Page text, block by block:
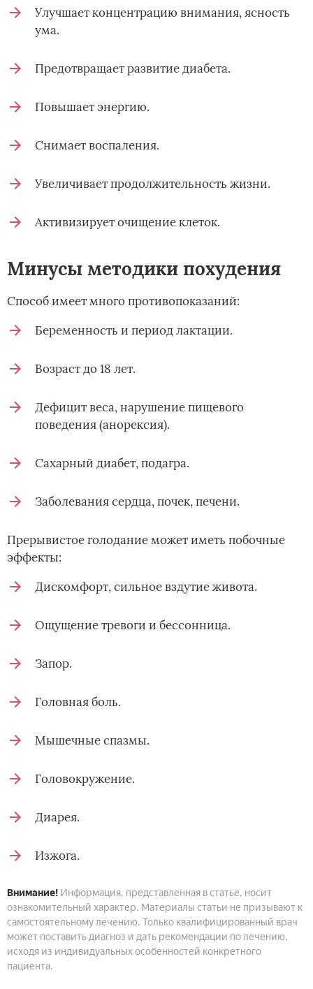
Улучшает концентрацию внимания, ясность
ума.
Предотвращает развитие диабета.
Повышает энергию.
Снимает воспаления.
Увеличивает продолжительность жизни.
Активизирует очищение клеток.
Минусы методики похудения
Способ имеет много противопоказаний:
Беременность и период лактации.
Возраст до 18 лет.
Дефицит веса, нарушение пищевого
поведения (анорексия).
Сахарный диабет, подагра.
Заболевания сердца, почек, печени.
Прерывистое голодание может иметь побочные
эффекты:
Дискомфорт, сильное вздутие живота.
Ощущение тревоги и бессонница.
Запор.
Головная боль.
Мышечные спазмы.
Головокружение.
Диарея.
Изжога.
Внимание! Информация, представленная в статье, носит
ознакомительный характер. Материалы статьи не призывают к
самостоятельному лечению. Только квалифицированный врач
может поставить диагноз и дать рекомендации по лечению,
исходя из индивидуальных особенностей конкретного
пациента.